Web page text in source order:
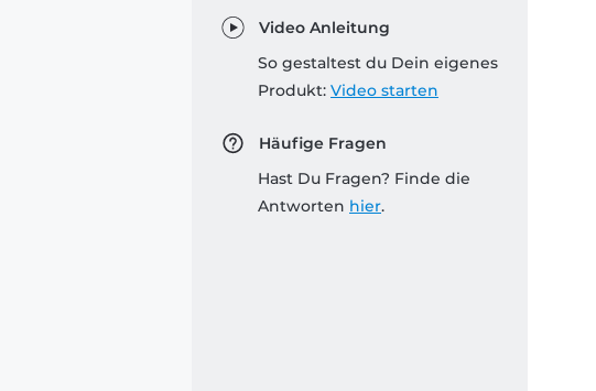
Video Anleitung
So gestaltest du Dein eigenes
Produkt: Video starten
Häufige Fragen
Hast Du Fragen? Finde die
Antworten hier.